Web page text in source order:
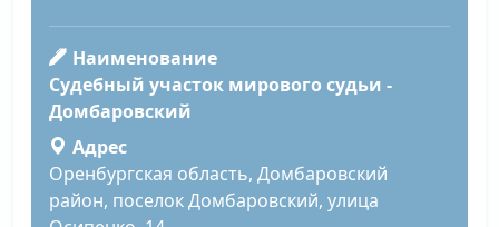
Наименование
Судебный участок мирового судьи -
Домбаровский
Адрес
Оренбургская область, Домбаровский
район, поселок Домбаровский, улица